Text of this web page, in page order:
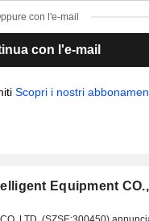
con l'e-mail
con l'e-mail
Scopri i nostri
Equipment